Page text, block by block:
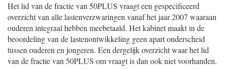
Het lid van de fractie van 50PLUS vraagt een gespecificeerd
overzicht van alle lastenverzwaringen vanaf het jaar 2007 waaraan
ouderen integraal hebben meebetaald. Het kabinet maakt in de
beoordeling van de lastenontwikkeling geen apart onderscheid
tussen ouderen en jongeren. Een dergelijk overzicht waar het lid
van de fractie van 50PLUS om vraagt is dan ook niet voorhanden.